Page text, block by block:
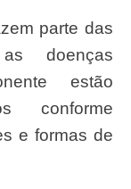
doenças
estão
conforme
e formas de